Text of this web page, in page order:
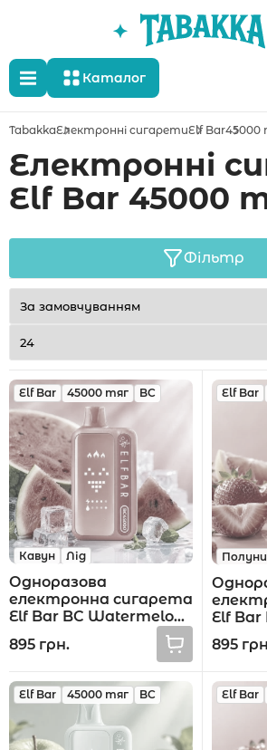
Каталог
Акції
Укр
TabakkaЕлектронні сигаретиElf Bar45000
Електронні
Elf Bar 45000
Фільтр
Elf Bar 45000 тяг BC
Кавун Лід
Одноразова
електронна сигарета
Elf Bar BC Watermelon
895 грн.
Elf Bar
Elf Bar
895
Elf Bar 45000 тяг BC Elf Bar